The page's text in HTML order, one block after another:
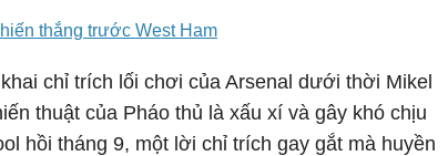
thắng trước West Ham
chỉ trích lối chơi của Arsenal dưới thời Mikel
thuật của Pháo thủ là xấu xí và gây khó chịu
hồi tháng 9, một lời chỉ trích gay gắt mà huyền